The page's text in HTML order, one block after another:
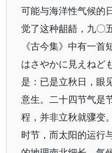
可能与海洋性气候的
觉了这种龃龉，九〇
《古今集》中有一首
はさやかに見えねど
是：已是立秋日，眼
意生。二十四节气是
程，并非立秋就骤变
时节，而太阳的运行